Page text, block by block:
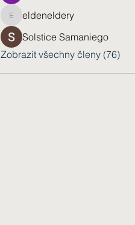
eldeneldery
eldeneldery
Solstice Samaniego
Zobrazit všechny členy (76)